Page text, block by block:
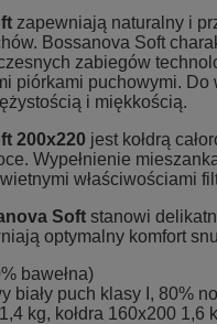
zapewniają naturalny i
Bossanova Soft
zabiegów
piórkami puchowymi.
i miękkością.
200x220 jest kołdrą
Wypełnienie
właściwościami
Soft stanowi
optymalny komfort
bawełna)
biały puch klasy I, 80%
kg, kołdra 160x200